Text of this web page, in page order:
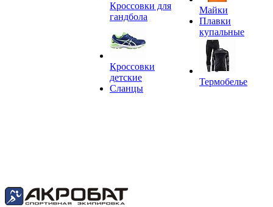
Кроссовки для
гандбола
Кроссовки
детские
Сланцы
Майки
Плавки
купальные
Термобелье